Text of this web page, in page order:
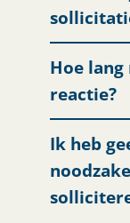
Hoe
reactie?
Ik heb